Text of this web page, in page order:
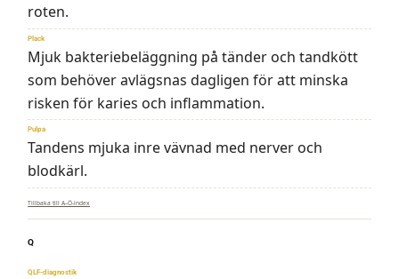
roten.
Plack
Mjuk bakteriebeläggning på tänder och tandkött
som behöver avlägsnas dagligen för att minska
risken för karies och inflammation.
Pulpa
Tandens mjuka inre vävnad med nerver och
blodkärl.
Tillbaka till A–Ö-index
Q
QLF-diagnostik